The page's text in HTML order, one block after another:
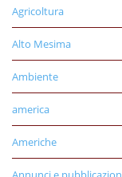
Agricoltura
Alto Mesima
Ambiente
america
Americhe